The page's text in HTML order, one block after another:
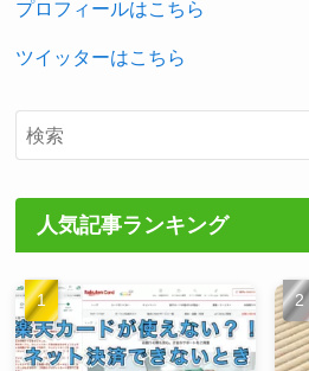
プロフィールはこちら
ツイッターはこちら
人気記事ランキング